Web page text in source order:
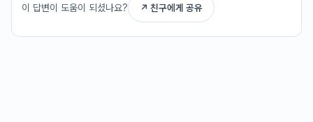
이 답변이 도움이 되셨나요? ↗ 친구에게 공유